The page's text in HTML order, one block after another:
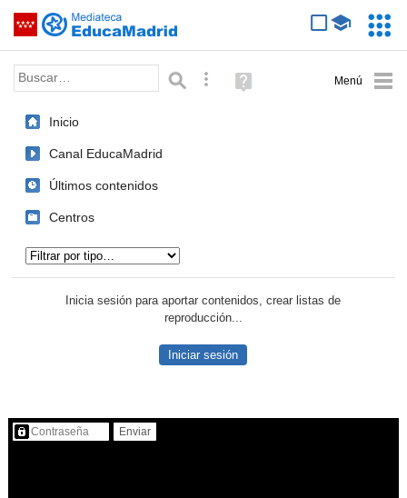
Saltar navegación
Palabra o frase: Búsqueda avanzada
Ayuda
(en
Inicio
Canal EducaMadrid
Últimos contenidos
Centros
Inicia sesión para aportar contenidos, crear listas de
reproducción...
Iniciar sesión
Contenido protegido…